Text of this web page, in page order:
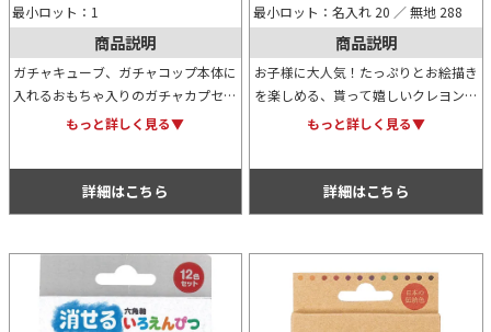
最小ロット：1
商品説明
ガチャキューブ、ガチャコップ本体に
入れるおもちゃ入りのガチャカプセル
100個です。ポップでキュートなおも
もっと詳しく見る▼
詳細はこちら
最小ロット：名入れ 20 ／ 無地 288
商品説明
お子様に大人気！たっぷりとお絵描き
を楽しめる、貰って嬉しいクレヨン
12色セット。名入れができるので、
もっと詳しく見る▼
詳細はこちら